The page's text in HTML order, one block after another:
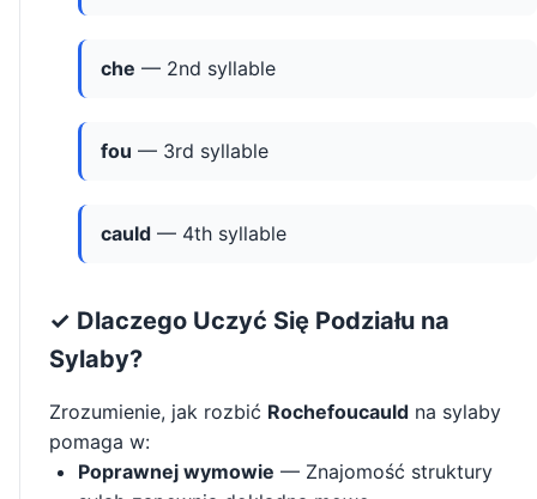
che — 2nd syllable
fou — 3rd syllable
cauld — 4th syllable
✓ Dlaczego Uczyć Się Podziału na
Sylaby?
Zrozumienie, jak rozbić Rochefoucauld na sylaby
pomaga w:
Poprawnej wymowie — Znajomość struktury